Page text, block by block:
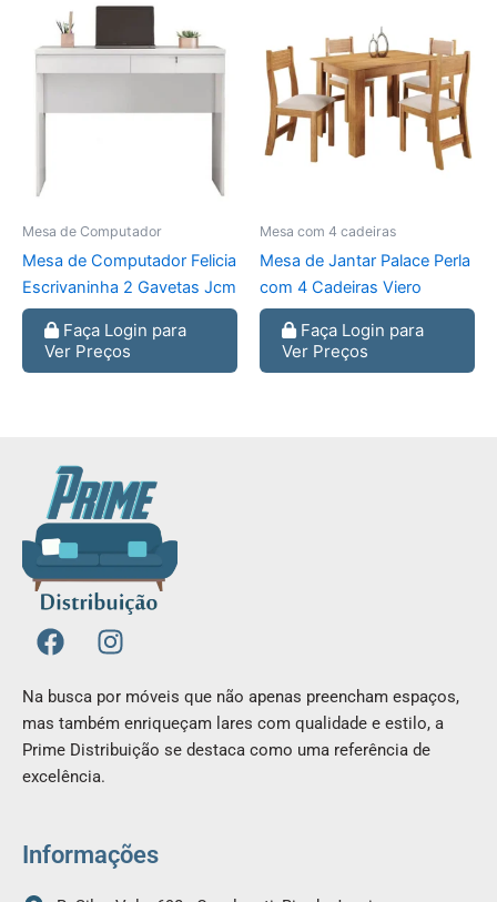
Mesa de Computador
Mesa de Computador Felicia
Escrivaninha 2 Gavetas Jcm
Faça Login para
Ver Preços
Mesa com 4 cadeiras
Mesa de Jantar Palace Perla
com 4 Cadeiras Viero
Faça Login para
Ver Preços
F
a
c
e
b
o
o
I
n
t
a
g
m
Na busca por móveis que não apenas preencham espaços,
mas também enriqueçam lares com qualidade e estilo, a
Prime Distribuição se destaca como uma referência de
excelência.
Informações